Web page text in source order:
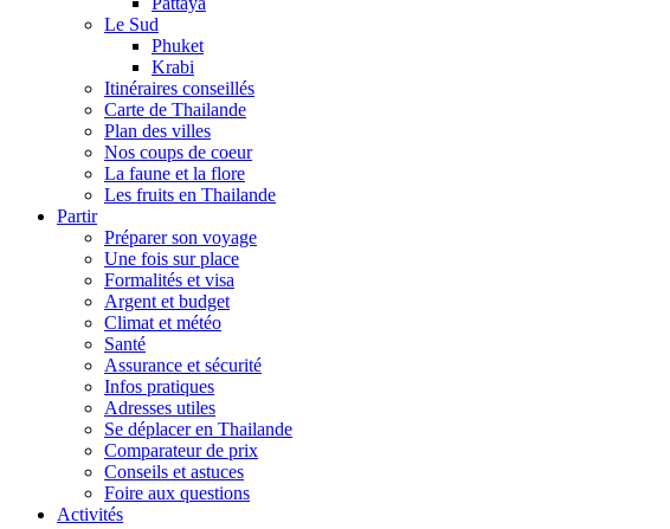
Le Sud
Phuket
Krabi
Itinéraires conseillés
Carte de Thailande
Plan des villes
Nos coups de coeur
La faune et la flore
Les fruits en Thailande
Partir
Préparer son voyage
Une fois sur place
Formalités et visa
Argent et budget
Climat et météo
Santé
Assurance et sécurité
Infos pratiques
Adresses utiles
Se déplacer en Thailande
Comparateur de prix
Conseils et astuces
Foire aux questions
Activités